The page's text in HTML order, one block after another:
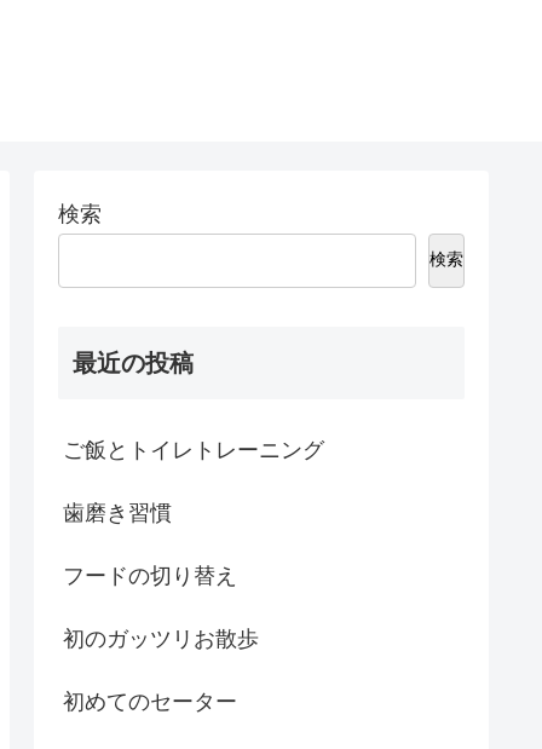
検索
検索
最近の投稿
ご飯とトイレトレーニング
歯磨き習慣
フードの切り替え
初のガッツリお散歩
初めてのセーター